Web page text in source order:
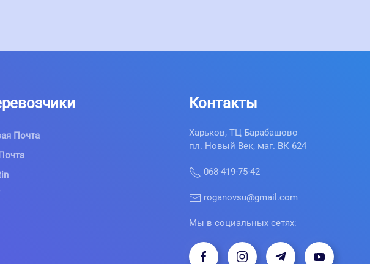
Почта
Контакты
Харьков, ТЦ Барабашово
пл. Новый Век, маг. ВК 624
068-419-75-42
roganovsu@gmail.com
Мы в социальных сетях: